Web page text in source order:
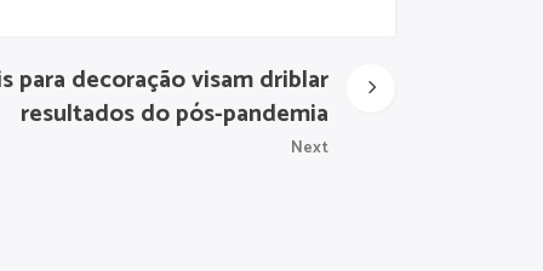
para decoração visam driblar
resultados do pós-pandemia
Next